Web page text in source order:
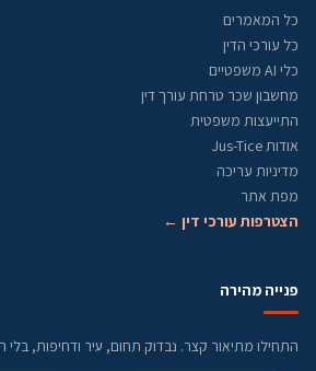
כל המאמרים
כל עורכי הדין
כלי AI משפטיים
מחשבון שכר טרחת עורך דין
התייעצות משפטית
אודות Jus-Tice
מדיניות עריכה
מפת אתר
הצטרפות עורכי דין ←
פנייה מהירה
התחילו מתיאור קצר. נבדוק תחום, עיר ודחיפות,